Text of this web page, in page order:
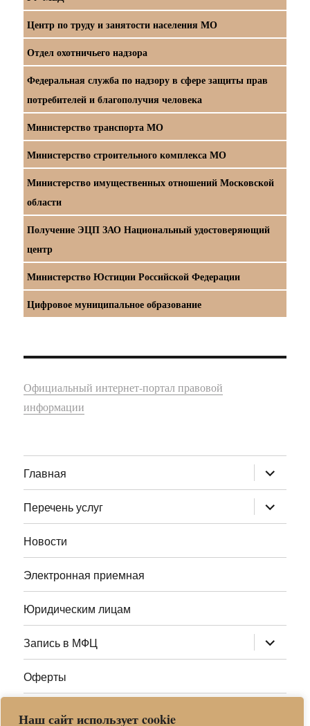
Наш сайт использует cookie
Центр по труду и занятости населения МО
Отдел охотничьего надзора
Федеральная служба по надзору в сфере защиты прав
потребителей и благополучия человека
Министерство транспорта МО
Министерство строительного комплекса МО
Министерство имущественных отношений Московской
области
Получение ЭЦП ЗАО Национальный удостоверяющий
центр
Министерство Юстиции Российской Федерации
Цифровое муниципальное образование
Официальный интернет-портал правовой
информации
Главная раскрыть
дочернее
меню
Перечень услуг
раскрыть
дочернее
меню
Новости
Электронная приемная
Юридическим лицам
Запись в МФЦ раскрыть
дочернее
меню
Оферты